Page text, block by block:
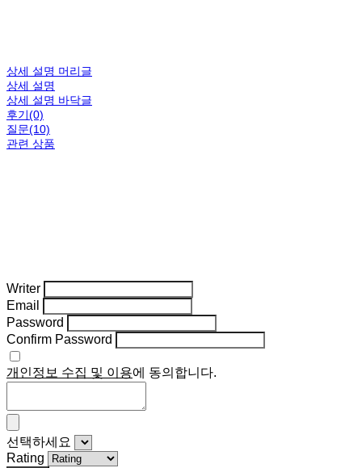
상세 설명 머리글
상세 설명
상세 설명 바닥글
후기(0)
질문(10)
관련 상품
Writer
Email
Password
Confirm Password
개인정보 수집 및 이용에 동의합니다.
선택하세요
Rating